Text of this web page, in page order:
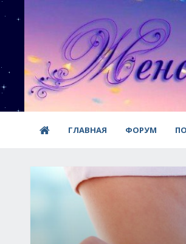
ГЛАВНАЯ ФОРУМ